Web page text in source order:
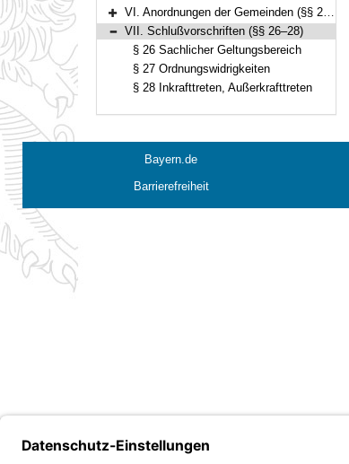
Bereich erweitern
Bereich erweitern
VI. Anordnungen der Gemeinden (§§ 23–25)
Bereich reduzieren
VII. Schlußvorschriften (§§ 26–28)
§ 26 Sachlicher Geltungsbereich
§ 27 Ordnungswidrigkeiten
§ 28 Inkrafttreten, Außerkrafttreten
Bayern.de
Barrierefreiheit